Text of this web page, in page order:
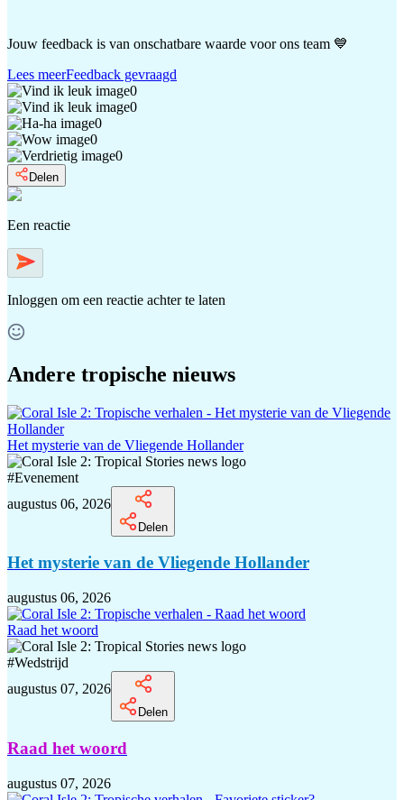
Jouw feedback is van onschatbare waarde voor ons team 💙
Lees meerFeedback gevraagd
0
0
0
0
0
Delen
Een reactie
Inloggen om een reactie achter te laten
Andere tropische nieuws
Het mysterie van de Vliegende Hollander
#Evenement
augustus 06, 2026
Delen
Het mysterie van de Vliegende Hollander
augustus 06, 2026
Raad het woord
#Wedstrijd
augustus 07, 2026
Delen
Raad het woord
augustus 07, 2026